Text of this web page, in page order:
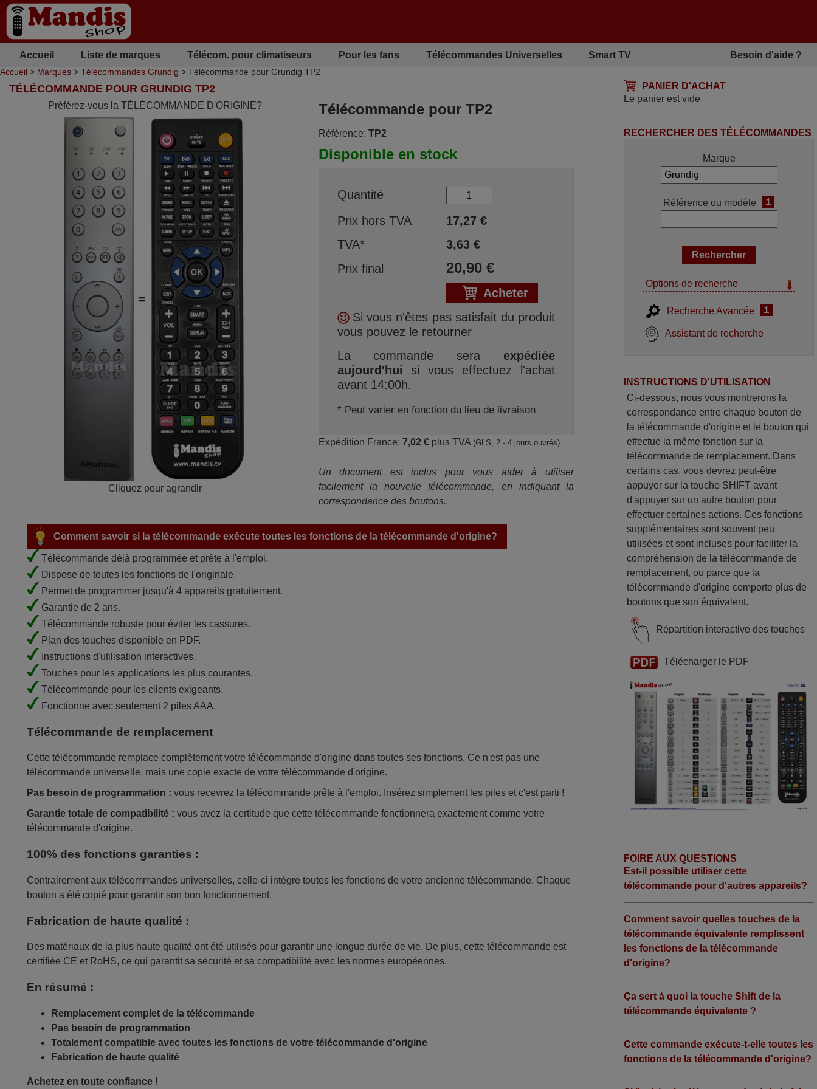
Accueil Liste de marques Télécom. pour climatiseurs Pour les fans Télécommandes Universelles Smart TV Besoin d'aide ?
Accueil > Marques > Télécommandes Grundig > Télécommande pour Grundig TP2
PANIER D'ACHAT
Le panier est vide
TÉLÉCOMMANDE POUR GRUNDIG TP2
Préférez-vous la TÉLÉCOMMANDE D'ORIGINE?
Cliquez pour agrandir
Télécommande pour TP2
Référence: TP2
Disponible en stock
Quantité
Prix hors TVA
17,27€
TVA*
3,63€
Prix final
20,90€
Acheter
Si vous n'êtes pas satisfait du produit
vous pouvez le retourner
La commande sera expédiée
aujourd'hui si vous effectuez l'achat
avant 14:00h.
* Peut varier en fonction du lieu de livraison
Expédition France: 7,02 €plus TVA (GLS, 2 - 4 jours ouvrés)
Un document est inclus pour vous aider à utiliser
facilement la nouvelle télécommande, en indiquant la
correspondance des boutons.
Comment savoir si la télécommande exécute toutes les fonctions de la télécommande d'origine?
Télécommande déjà programmée et prête à l'emploi.
Dispose de toutes les fonctions de l'originale.
Permet de programmer jusqu'à 4 appareils gratuitement.
Garantie de 2 ans.
Télécommande robuste pour éviter les cassures.
Plan des touches disponible en PDF.
Instructions d'utilisation interactives.
Touches pour les applications les plus courantes.
Télécommande pour les clients exigeants.
Fonctionne avec seulement 2 piles AAA.
Télécommande de remplacement
Cette télécommande remplace complètement votre télécommande d'origine dans toutes ses fonctions. Ce n'est pas une
télécommande universelle, mais une copie exacte de votre télécommande d'origine.
Pas besoin de programmation : vous recevrez la télécommande prête à l'emploi. Insérez simplement les piles et c'est parti !
Garantie totale de compatibilité : vous avez la certitude que cette télécommande fonctionnera exactement comme votre
télécommande d'origine.
100% des fonctions garanties :
Contrairement aux télécommandes universelles, celle-ci intègre toutes les fonctions de votre ancienne télécommande. Chaque
bouton a été copié pour garantir son bon fonctionnement.
Fabrication de haute qualité :
Des matériaux de la plus haute qualité ont été utilisés pour garantir une longue durée de vie. De plus, cette télécommande est
certifiée CE et RoHS, ce qui garantit sa sécurité et sa compatibilité avec les normes européennes.
En résumé :
Remplacement complet de la télécommande
Pas besoin de programmation
Totalement compatible avec toutes les fonctions de votre télécommande d'origine
Fabrication de haute qualité
Achetez en toute confiance !
RECHERCHER DES TÉLÉCOMMANDES
Marque
Référence ou modèle i
Options de recherche
Recherche Avancée i
Assistant de recherche
INSTRUCTIONS D'UTILISATION
Ci-dessous, nous vous montrerons la
correspondance entre chaque bouton de
la télécommande d'origine et le bouton qui
effectue la même fonction sur la
télécommande de remplacement. Dans
certains cas, vous devrez peut-être
appuyer sur la touche SHIFT avant
d'appuyer sur un autre bouton pour
effectuer certaines actions. Ces fonctions
supplémentaires sont souvent peu
utilisées et sont incluses pour faciliter la
compréhension de la télécommande de
remplacement, ou parce que la
télécommande d'origine comporte plus de
boutons que son équivalent.
Répartition interactive des touches
Télécharger le PDF
FOIRE AUX QUESTIONS
Est-il possible utiliser cette
télécommande pour d'autres appareils?
Comment savoir quelles touches de la
télécommande équivalente remplissent
les fonctions de la télécommande
d'origine?
Ça sert à quoi la touche Shift de la
télécommande équivalente ?
Cette commande exécute-t-elle toutes les
fonctions de la télécommande d'origine?